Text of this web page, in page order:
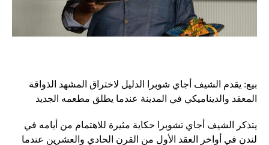
بيع: يقدم الشيف أجاي شوبرا الدليل لاختراق المشهد الذواقة
المعقد والديناميكي في المدينة عندما يطلق مطعمه الجديد
يتذكر الشيف أجاي تشوبرا حكاية مثيرة للاهتمام من أيامه في
لندن في أواخر العقد الأول من القرن الحادي والعشرين عندما